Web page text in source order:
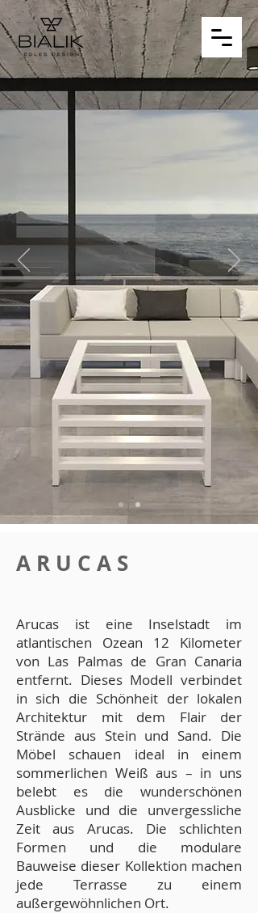
A R U C A S
Arucas ist eine Inselstadt im
atlantischen Ozean 12 Kilometer
von Las Palmas de Gran Canaria
entfernt. Dieses Modell verbindet
in sich die Schönheit der lokalen
Architektur mit dem Flair der
Strände aus Stein und Sand. Die
Möbel schauen ideal in einem
sommerlichen Weiß aus – in uns
belebt es die wunderschönen
Ausblicke und die unvergessliche
Zeit aus Arucas. Die schlichten
Formen und die modulare
Bauweise dieser Kollektion machen
jede Terrasse zu einem
außergewöhnlichen Ort.